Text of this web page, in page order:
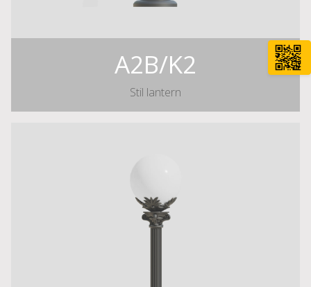
A2B/K2
Stil lantern